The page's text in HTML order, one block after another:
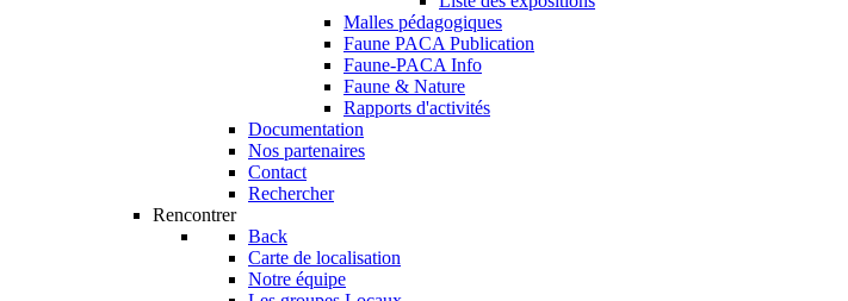
Malles pédagogiques
Faune PACA Publication
Faune-PACA Info
Faune & Nature
Rapports d'activités
Documentation
Nos partenaires
Contact
Rechercher
Rencontrer
Back
Carte de localisation
Notre équipe